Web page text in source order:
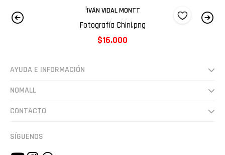
|IVÁN VIDAL MONTT
Fotografía Chini.png
$16.000
AYUDA E INFORMACIÓN
Despachos
NOMALL
Somos
Vende en NoMall.cl
CONTACTO
SÍGUENOS